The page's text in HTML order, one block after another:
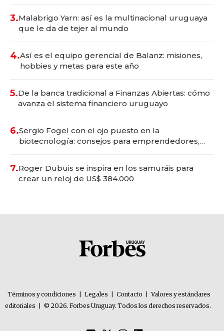
3.Malabrigo Yarn: así es la multinacional uruguaya
que le da de tejer al mundo
4.Así es el equipo gerencial de Balanz: misiones,
hobbies y metas para este año
5.De la banca tradicional a Finanzas Abiertas: cómo
avanza el sistema financiero uruguayo
6.Sergio Fogel con el ojo puesto en la
biotecnología: consejos para emprendedores,
7.Roger Dubuis se inspira en los samuráis para
crear un reloj de US$ 384.000
Términos y condiciones Legales Contacto
Valores y estándares
editoriales
© 2026. Forbes Uruguay. Todos los derechos reservados.